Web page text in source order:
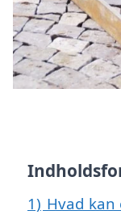
1) Hvad